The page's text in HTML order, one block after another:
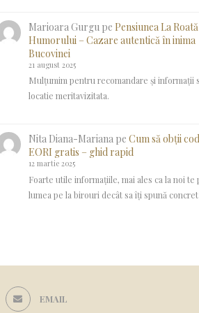
Marioara Gurgupe Pensiunea La
Humorului – Cazare autentică în inima
Bucovinei
21 august 2025
Mulțumim pentru recomandare și informații
locatie meritavizitata.
Nita Diana-Marianape Cum să obții
EORI gratis – ghid rapid
12 martie 2025
Foarte utile informațiile, mai ales ca la noi te
lumea pe la birouri decât sa îți spună
EMAIL